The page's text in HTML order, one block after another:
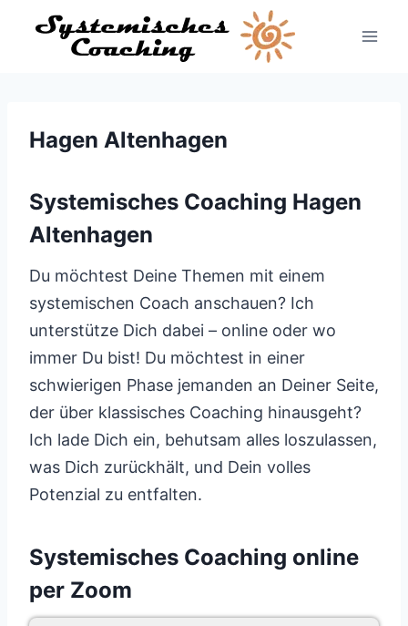
Inhalt
Hagen Altenhagen
Systemisches Coaching Hagen
Altenhagen
Du möchtest Deine Themen mit einem
systemischen Coach anschauen? Ich
unterstütze Dich dabei – online oder wo
immer Du bist! Du möchtest in einer
schwierigen Phase jemanden an Deiner Seite,
der über klassisches Coaching hinausgeht?
Ich lade Dich ein, behutsam alles loszulassen,
was Dich zurückhält, und Dein volles
Potenzial zu entfalten.
Systemisches Coaching online
per Zoom